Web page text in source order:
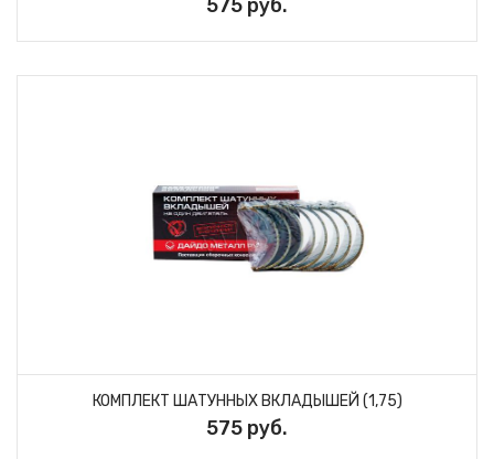
575 руб.
КОМПЛЕКТ ШАТУННЫХ ВКЛАДЫШЕЙ (1,75)
575 руб.